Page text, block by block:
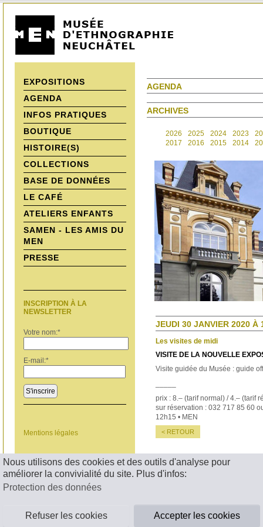
Nous utilisons des cookies et des outils d'analyse pour
améliorer la convivialité du site. Plus d'infos:
Protection des données
Refuser les cookies Accepter les cookies
EXPOSITIONS
AGENDA
INFOS PRATIQUES
BOUTIQUE
HISTOIRE(S)
COLLECTIONS
BASE DE DONNÉES
LE CAFÉ
ATELIERS ENFANTS
SAMEN - LES AMIS DU
MEN
PRESSE
INSCRIPTION À LA
NEWSLETTER
Votre nom:*
E-mail:*
S'inscrire
Mentions légales
AGENDA
ARCHIVES
2026 2025 2024 2023
2017
2016 2015 2014
JEUDI 30 JANVIER 2020 À
Les visites de midi
VISITE DE LA NOUVELLE
Visite guidée du Musée : guide
prix : 8.– (tarif normal) / 4.– (tarif
sur réservation : 032 717 85 60
12h15 • MEN
< RETOUR